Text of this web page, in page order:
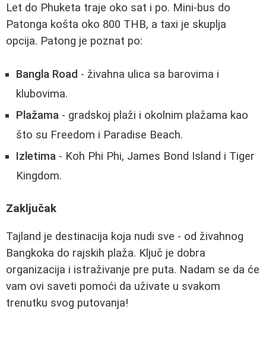
Let do Phuketa traje oko sat i po. Mini-bus do
Patonga košta oko 800 THB, a taxi je skuplja
opcija. Patong je poznat po:
Bangla Road - živahna ulica sa barovima i
klubovima.
Plažama - gradskoj plaži i okolnim plažama kao
što su Freedom i Paradise Beach.
Izletima - Koh Phi Phi, James Bond Island i Tiger
Kingdom.
Zaključak
Tajland je destinacija koja nudi sve - od živahnog
Bangkoka do rajskih plaža. Ključ je dobra
organizacija i istraživanje pre puta. Nadam se da će
vam ovi saveti pomoći da uživate u svakom
trenutku svog putovanja!